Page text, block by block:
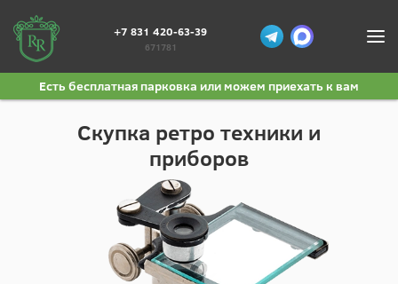
+7 831 420-63-39
671781
Есть бесплатная парковка или можем приехать к вам
Скупка ретро техники и
приборов